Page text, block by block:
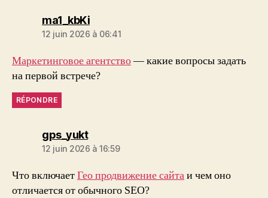
ma1_kbKidit :
12 juin 2026 à 06:41
Маркетинговое агентство— какие вопросы задать
на первой встрече?
RÉPONDRE
gps_yuktdit :
12 juin 2026 à 16:59
Что включаетГео продвижение сайтаи чем оно
отличается от обычного SEO?